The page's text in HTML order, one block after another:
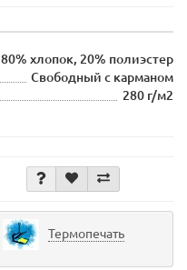
80% хлопок, 20% полиэстер
Свободный с карманом
280 г/м2
Термопечать